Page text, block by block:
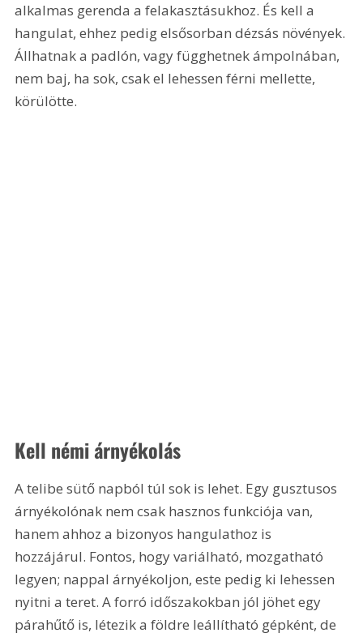
alkalmas gerenda a felakasztásukhoz. És kell a
hangulat, ehhez pedig elsősorban dézsás növények.
Állhatnak a padlón, vagy függhetnek ámpolnában,
nem baj, ha sok, csak el lehessen férni mellette,
körülötte.
Kell némi árnyékolás
A telibe sütő napból túl sok is lehet. Egy gusztusos
árnyékolónak nem csak hasznos funkciója van,
hanem ahhoz a bizonyos hangulathoz is
hozzájárul. Fontos, hogy variálható, mozgatható
legyen; nappal árnyékoljon, este pedig ki lehessen
nyitni a teret. A forró időszakokban jól jöhet egy
párahűtő is, létezik a földre leállítható gépként, de